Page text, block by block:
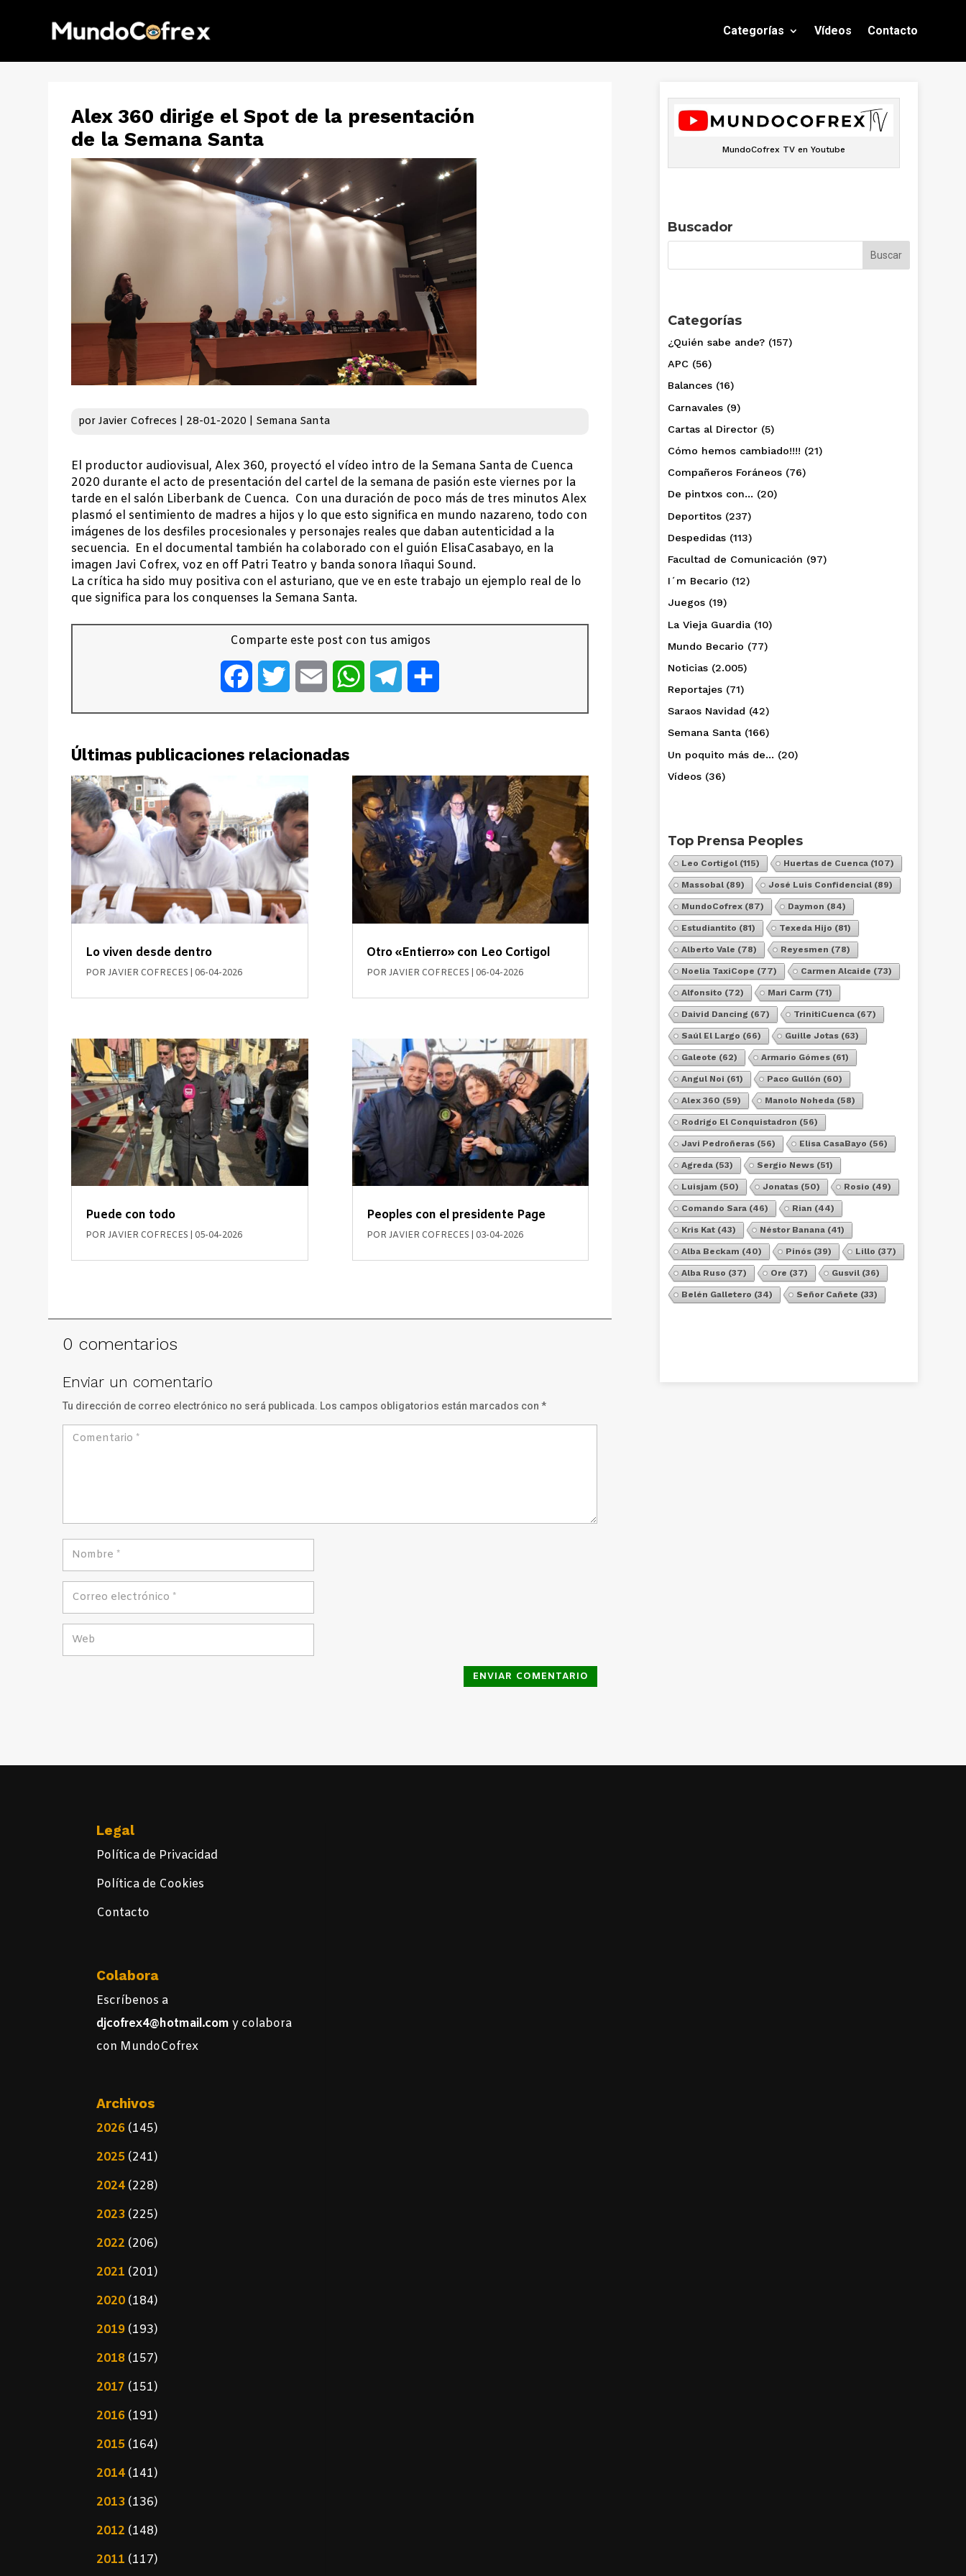
Categorías Vídeos Contacto
Alex 360 dirige el Spot de la presentación
de la Semana Santa
porJavier Cofreces 28-01-2020 Semana Santa
El productor audiovisual, Alex 360, proyectó el vídeo intro de la Semana Santa de Cuenca
2020 durante el acto de presentación del cartel de la semana de pasión este viernes por la
tarde en el salón Liberbank de Cuenca. Con una duración de poco más de tres minutos Alex
plasmó el sentimiento de madres a hijos y lo que esto significa en mundo nazareno, todo con
imágenes de los desfiles procesionales y personajes reales que daban autenticidad a la
secuencia. En el documental también ha colaborado con el guión ElisaCasabayo, en la
imagen Javi Cofrex, voz en off Patri Teatro y banda sonora Iñaqui Sound.
La crítica ha sido muy positiva con el asturiano, que ve en este trabajo un ejemplo real de lo
que significa para los conquenses la Semana Santa.
Comparte este post con tus amigos
FacebookTwitter Email WhatsAppTelegram
Últimas publicaciones relacionadas
Lo viven desde dentro
PORJAVIER COFRECES 06-04-2026
Puede con todo
PORJAVIER COFRECES 05-04-2026
Otro «Entierro» con Leo Cortigol
POR JAVIER COFRECES 06-04-2026
Peoples con el presidente Page
POR JAVIER COFRECES 03-04-2026
0 comentarios
Enviar un comentario
Tu dirección de correo electrónico no será publicada. Los campos obligatorios están marcados con*
ENVIAR COMENTARIO
MundoCofrex TV en Youtube
Buscador
Categorías
¿Quién sabe ande? (157)
APC (56)
Balances (16)
Carnavales (9)
Cartas al Director (5)
Cómo hemos cambiado!!!! (21)
Compañeros Foráneos (76)
De pintxos con… (20)
Deportitos (237)
Despedidas (113)
Facultad de Comunicación (97)
I´m Becario (12)
Juegos (19)
La Vieja Guardia (10)
Mundo Becario (77)
Noticias (2.005)
Reportajes (71)
Saraos Navidad (42)
Semana Santa (166)
Un poquito más de… (20)
Vídeos (36)
Top Prensa Peoples
Leo Cortigol (115) Huertas de Cuenca (107)
Massobal (89) José Luis Confidencial (89)
MundoCofrex (87) Daymon (84)
Estudiantito (81) Texeda Hijo (81)
Alberto Vale (78) Reyesmen (78)
Noelia TaxiCope (77) Carmen Alcaide (73)
Alfonsito (72) Mari Carm (71)
Daivid Dancing (67) TrinitiCuenca (67)
Saúl El Largo (66) Guille Jotas (63)
Galeote (62) Armario Gómes (61)
Angul Noi (61) Paco Gullón (60)
Alex 360 (59) Manolo Noheda (58)
Rodrigo El Conquistadron (56)
Javi Pedroñeras (56) Elisa CasaBayo (56)
Agreda (53) Sergio News (51)
Luisjam (50) Jonatas (50) Rosio (49)
Comando Sara (46) Rian (44)
Kris Kat (43) Néstor Banana (41)
Alba Beckam (40) Pinós (39) Lillo (37)
Alba Ruso (37) Ore (37) Gusvil (36)
Belén Galletero (34) Señor Cañete (33)
Legal
Política de Privacidad
Política de Cookies
Contacto
Colabora
Escríbenos a
djcofrex4@hotmail.comy colabora
con MundoCofrex
Archivos
2026 (145)
2025 (241)
2024 (228)
2023 (225)
2022 (206)
2021 (201)
2020 (184)
2019 (193)
2018 (157)
2017 (151)
2016 (191)
2015 (164)
2014 (141)
2013 (136)
2012 (148)
2011 (117)